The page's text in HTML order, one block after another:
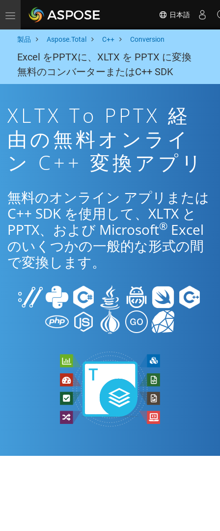
Toggle navigation 日本語
製品 Aspose.Total C++ Conversion
Excel をPPTXに、XLTX を PPTX に変換
無料のコンバーターまたはC++ SDK
XLTX To PPTX 経
由の無料オンライ
ン C++ 変換アプリ
無料のオンライン アプリまたは
C++ SDK を使用して、XLTX と
PPTX、および Microsoft® Excel
のいくつかの一般的な形式の間
で変換します。